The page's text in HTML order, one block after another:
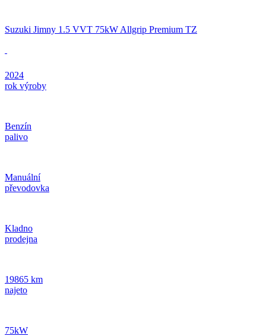
Suzuki Jimny 1.5 VVT 75kW Allgrip Premium TZ
2024
rok výroby
Benzín
palivo
Manuální
převodovka
Kladno
prodejna
19865 km
najeto
75kW